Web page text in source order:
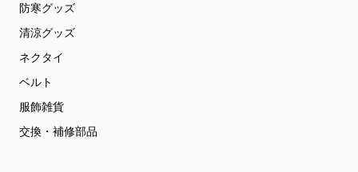
防寒グッズ
清涼グッズ
ネクタイ
ベルト
服飾雑貨
交換・補修部品